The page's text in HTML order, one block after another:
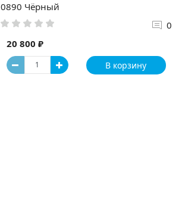
0890 Чёрный
0
20 800 ₽
В корзину